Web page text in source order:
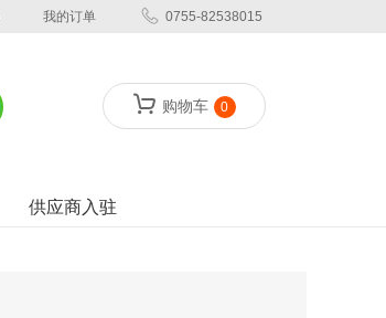
我的订单 0755-82538015
购物车 0
供应商入驻